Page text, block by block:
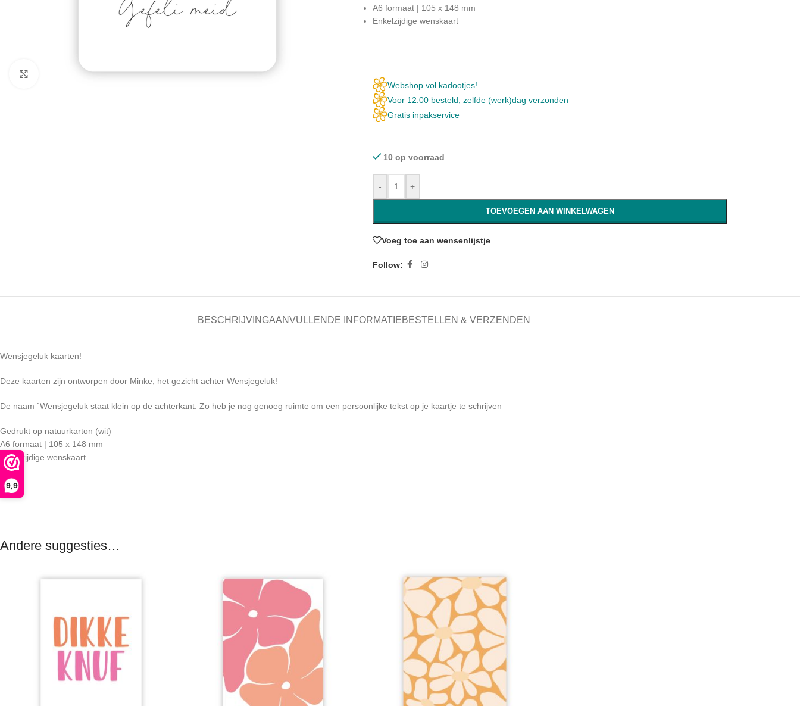
9,9
Click to enlarge
A6 formaat | 105 x 148 mm
Enkelzijdige wenskaart
Webshop vol kadootjes!
Voor 12:00 besteld, zelfde (werk)dag verzonden
Gratis inpakservice
10 op voorraad
- +
TOEVOEGEN AAN WINKELWAGEN
Voeg toe aan wensenlijstje
Follow:
BESCHRIJVINGAANVULLENDE INFORMATIEBESTELLEN & VERZENDEN
Wensjegeluk kaarten!
Deze kaarten zijn ontworpen door Minke, het gezicht achter Wensjegeluk!
De naam `Wensjegeluk staat klein op de achterkant. Zo heb je nog genoeg ruimte om een persoonlijke tekst op je kaartje te schrijven
Gedrukt op natuurkarton (wit)
A6 formaat | 105 x 148 mm
Enkelzijdige wenskaart
Andere suggesties…